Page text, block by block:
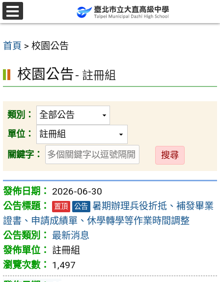
跳
至
要
容
首頁 > 校園公告
校園公告- 註冊組
類別：
單位：
關鍵字：
送
出
2026-06-30
置頂 公告 暑期辦理兵役折抵、補發畢業
證書、申請成績單、休學轉學等作業時間調整
最新消息
註冊組
1,497
選
單